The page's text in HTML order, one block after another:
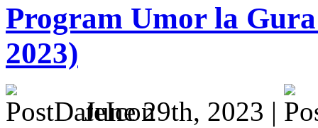
Program Umor la
2023)
June 29th, 2023 |